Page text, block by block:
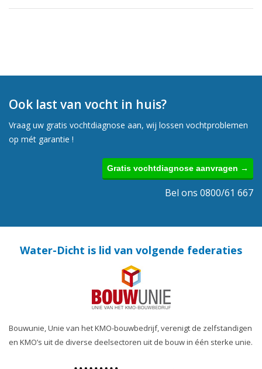
Ook last van vocht in huis?
Vraag uw gratis vochtdiagnose aan, wij lossen vochtproblemen
op mét garantie !
Gratis vochtdiagnose aanvragen →
Bel ons 0800/61 667
Water-Dicht is lid van volgende federaties
Bouwunie, Unie van het KMO-bouwbedrijf, verenigt de zelfstandigen
en KMO’s uit de diverse deelsectoren uit de bouw in één sterke unie.